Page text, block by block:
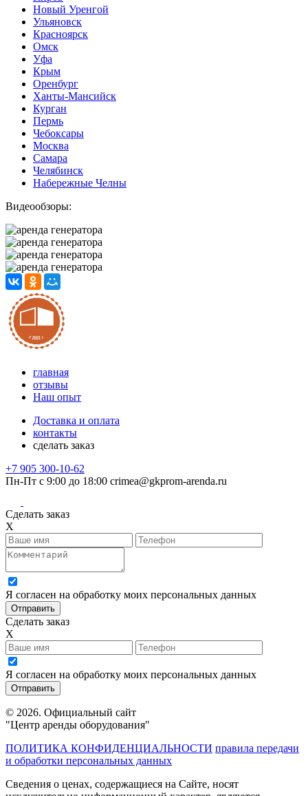
Новый Уренгой
Ульяновск
Красноярск
Омск
Уфа
Крым
Оренбург
Ханты-Мансийск
Курган
Пермь
Чебоксары
Москва
Самара
Челябинск
Набережные Челны
Видеообзоры:
главная
отзывы
Наш опыт
Доставка и оплата
контакты
сделать заказ
+7 905 300-10-62
Пн-Пт с 9:00 до 18:00 crimea@gkprom-arenda.ru
Сделать заказ
X
Я согласен на обработку моих персональных данных
Сделать заказ
X
Я согласен на обработку моих персональных данных
© 2026. Официальный сайт
"Центр аренды оборудования"
ПОЛИТИКА КОНФИДЕНЦИАЛЬНОСТИ правила передачи
и обработки персональных данных
Сведения о ценах, содержащиеся на Сайте, носят